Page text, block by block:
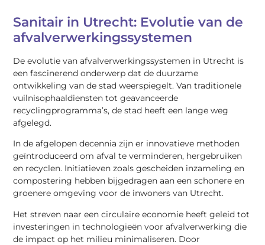
Sanitair in Utrecht: Evolutie van de
afvalverwerkingssystemen
De evolutie van afvalverwerkingssystemen in Utrecht is
een fascinerend onderwerp dat de duurzame
ontwikkeling van de stad weerspiegelt. Van traditionele
vuilnisophaaldiensten tot geavanceerde
recyclingprogramma’s, de stad heeft een lange weg
afgelegd.
In de afgelopen decennia zijn er innovatieve methoden
geïntroduceerd om afval te verminderen, hergebruiken
en recyclen. Initiatieven zoals gescheiden inzameling en
compostering hebben bijgedragen aan een schonere en
groenere omgeving voor de inwoners van Utrecht.
Het streven naar een circulaire economie heeft geleid tot
investeringen in technologieën voor afvalverwerking die
de impact op het milieu minimaliseren. Door